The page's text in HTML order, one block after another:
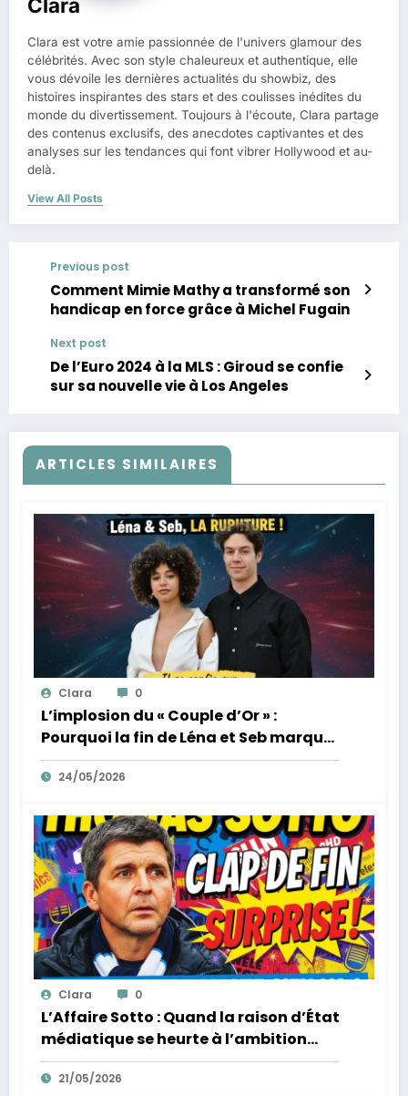
Clara est votre amie passionnée de l'univers glamour des
célébrités. Avec son style chaleureux et authentique, elle
vous dévoile les dernières actualités du showbiz, des
histoires inspirantes des stars et des coulisses inédites du
monde du divertissement. Toujours à l'écoute, Clara partage
des contenus exclusifs, des anecdotes captivantes et des
analyses sur les tendances qui font vibrer Hollywood et au-
delà.
View All Posts
Previous post
Comment Mimie Mathy a transformé son
handicap en force grâce à Michel Fugain
Next post
De l’Euro 2024 à la MLS : Giroud se confie
sur sa nouvelle vie à Los Angeles
ARTICLES SIMILAIRES
Clara 0
L’implosion du « Couple d’Or » :
Pourquoi la fin de Léna et Seb marque
la fin de l’innocence sur YouTube
24/05/2026
Clara 0
L’Affaire Sotto : Quand la raison d’État
médiatique se heurte à l’ambition
d’un homme
21/05/2026